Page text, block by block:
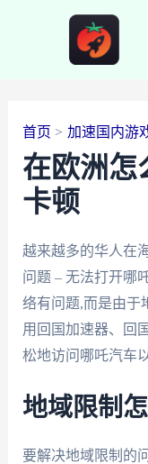
首页 加速国内游
在欧洲怎
卡顿
越来越多的华人在
问题 – 无法打开哪
络有问题,而是由于
用回国加速器、回
松地访问哪吒汽车
地域限制
要解决地域限制的